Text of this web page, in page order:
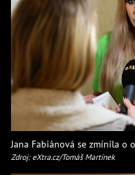
Jana Fabiánová se zmínila o
Zdroj: eXtra.cz/Tomáš Martínek